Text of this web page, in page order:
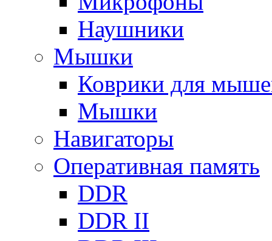
Наушники
Мышки
Коврики для
Мышки
Навигаторы
Оперативная память
DDR
DDR II